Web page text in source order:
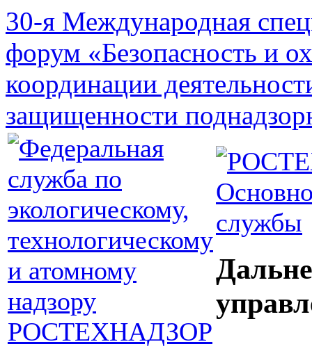
30-я Международная
форум «Безопасность и
координации
защищенности
службы